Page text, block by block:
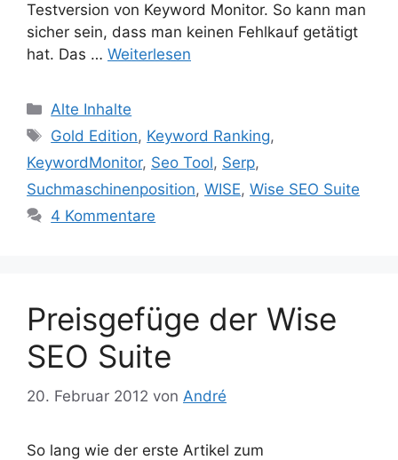
Testversion von Keyword Monitor. So kann man
sicher sein, dass man keinen Fehlkauf getätigt
hat. Das … Weiterlesen
Kategorien
Alte Inhalte
Schlagwörter
Gold Edition, Keyword Ranking,
KeywordMonitor, Seo Tool, Serp,
Suchmaschinenposition, WISE, Wise SEO Suite
4 Kommentare
Preisgefüge der Wise
SEO Suite
20. Februar 2012 von André
So lang wie der erste Artikel zum